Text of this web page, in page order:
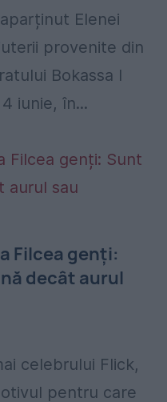
Elenei
provenite din
Bokassa I
iunie, în...
Filcea genți:
decât aurul
celebrului Flick,
pentru care